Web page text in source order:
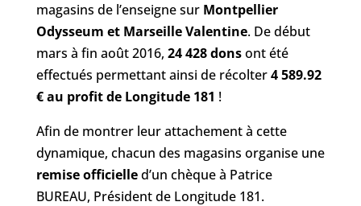
magasins de l’enseigne sur Montpellier
Odysseum et Marseille Valentine. De début
mars à fin août 2016, 24 428 donsont été
effectués permettant ainsi de récolter4 589.92
€ au profit de Longitude 181 !
Afin de montrer leur attachement à cette
dynamique, chacun des magasins organise une
remise officielled’un chèque à Patrice
BUREAU, Président de Longitude 181.